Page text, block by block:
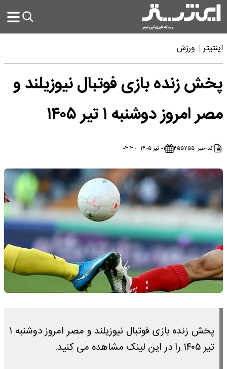
اینتیتر ورزش
پخش زنده بازی فوتبال نیوزیلند و
مصر امروز دوشنبه ۱ تیر ۱۴۰۵
کد خبر :۴۵۵۷۵۵ ۰۱ تیر ۱۴۰۵ - ۰۳:۳۰
پخش زنده بازی فوتبال نیوزیلند و مصر امروز دوشنبه ۱
تیر ۱۴۰۵ را در این لینک مشاهده می کنید.